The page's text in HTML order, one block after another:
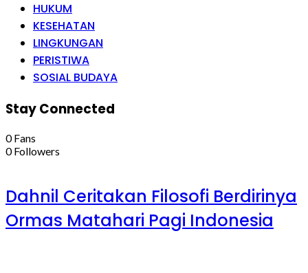
HUKUM
KESEHATAN
LINGKUNGAN
PERISTIWA
SOSIAL BUDAYA
Stay Connected
0 Fans
0 Followers
Dahnil Ceritakan Filosofi Berdirinya
Ormas Matahari Pagi Indonesia